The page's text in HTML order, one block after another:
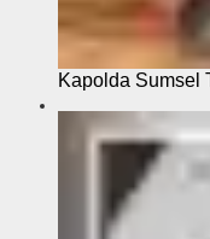
Kapolda Sumsel